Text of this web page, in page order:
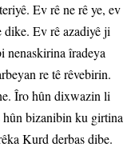
Ev rê ne rê ye, ev
dike. Ev rê azadiyê ji
îradeya
re tê rêvebirin.
Îro hûn dixwazin li
bizanibin ku girtina
Kurd derbas dibe.